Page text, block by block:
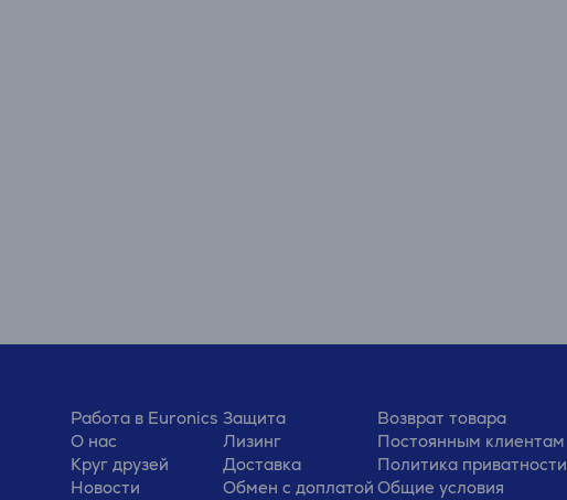
Работа в Euronics
О нас
Круг друзей
Новости
Защита
Лизинг
Доставка
Обмен с доплатой
Возврат товара
Постоянным клиентам
Политика приватности
Общие условия